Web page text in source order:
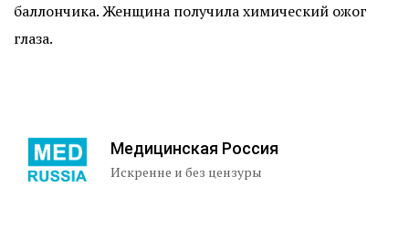
баллончика. Женщина получила химический ожог
глаза.
Медицинская Россия
Искренне и без цензуры